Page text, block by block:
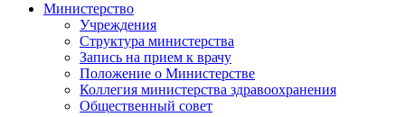
Министерство
Учреждения
Структура министерства
Запись на прием к врачу
Положение о Министерстве
Коллегия министерства здравоохранения
Общественный совет